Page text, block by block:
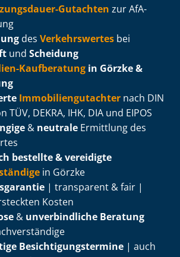
Gutachten zur AfA-
des Verkehrswertes bei
und Scheidung
Kaufberatung in Görzke &
Im­mo­bi­li­en­gut­ach­ter nach DIN
TÜV, DEKRA, IHK, DIA und EIPOS
& neutrale Ermittlung des
bestellte & vereidigte
in Görzke
| transparent & fair |
Kosten
& unverbindliche Beratung
Be­sich­ti­gungs­ter­mi­ne | auch